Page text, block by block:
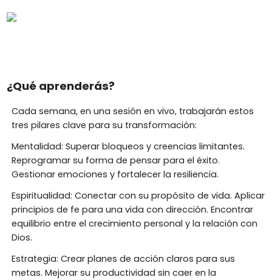
¿Qué aprenderás?
Cada semana, en una sesión en vivo, trabajarán estos
tres pilares clave para su transformación:
Mentalidad: Superar bloqueos y creencias limitantes.
Reprogramar su forma de pensar para el éxito.
Gestionar emociones y fortalecer la resiliencia.
Espiritualidad: Conectar con su propósito de vida. Aplicar
principios de fe para una vida con dirección. Encontrar
equilibrio entre el crecimiento personal y la relación con
Dios.
Estrategia: Crear planes de acción claros para sus
metas. Mejorar su productividad sin caer en la